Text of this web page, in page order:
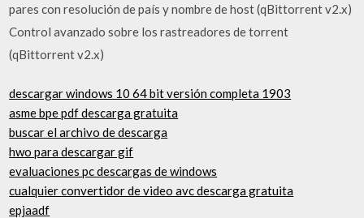
pares con resolución de país y nombre de host (qBittorrent v2.x)
Control avanzado sobre los rastreadores de torrent
(qBittorrent v2.x)
descargar windows 10 64 bit versión completa 1903
asme bpe pdf descarga gratuita
buscar el archivo de descarga
hwo para descargar gif
evaluaciones pc descargas de windows
cualquier convertidor de video avc descarga gratuita
epjaadf